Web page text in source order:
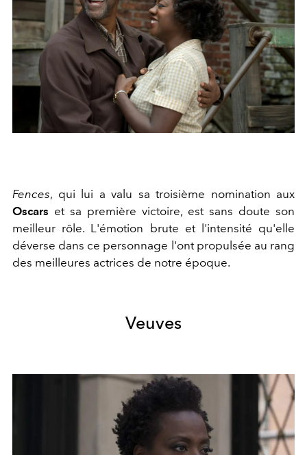
Fences, qui lui a valu sa troisième nomination aux
Oscars et sa première victoire, est sans doute son
meilleur rôle. L'émotion brute et l'intensité qu'elle
déverse dans ce personnage l'ont propulsée au rang
des meilleures actrices de notre époque.
Veuves